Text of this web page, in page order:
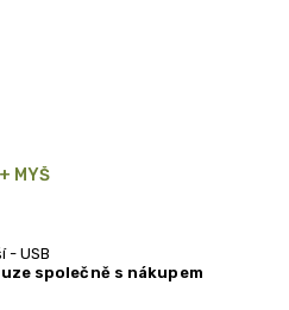
MYŠ
- USB
společně s nákupem